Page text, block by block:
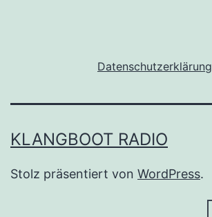
Datenschutzerklärung
KLANGBOOT RADIO
Stolz präsentiert von WordPress.